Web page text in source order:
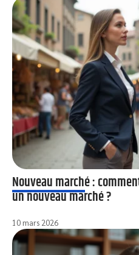
Nouveau marché :
un nouveau marché ?
10 mars 2026